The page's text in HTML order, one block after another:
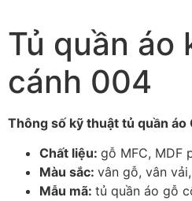
Tủ quần áo
cánh 004
Thông số kỹ thuật tủ quần áo
Chất liệu: gỗ MFC, MDF
Màu sắc: vân gỗ, vân
Mẫu mã: tủ quần áo gỗ